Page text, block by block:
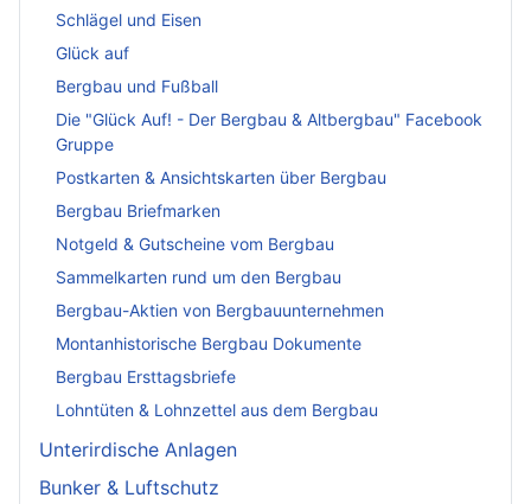
Schlägel und Eisen
Glück auf
Bergbau und Fußball
Die "Glück Auf! - Der Bergbau & Altbergbau" Facebook
Gruppe
Postkarten & Ansichtskarten über Bergbau
Bergbau Briefmarken
Notgeld & Gutscheine vom Bergbau
Sammelkarten rund um den Bergbau
Bergbau-Aktien von Bergbauunternehmen
Montanhistorische Bergbau Dokumente
Bergbau Ersttagsbriefe
Lohntüten & Lohnzettel aus dem Bergbau
Unterirdische Anlagen
Bunker & Luftschutz